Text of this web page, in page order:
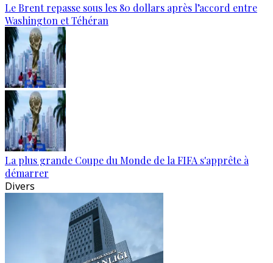
Le Brent repasse sous les 80 dollars après l’accord entre
Washington et Téhéran
La plus grande Coupe du Monde de la FIFA s'apprête à
démarrer
Divers